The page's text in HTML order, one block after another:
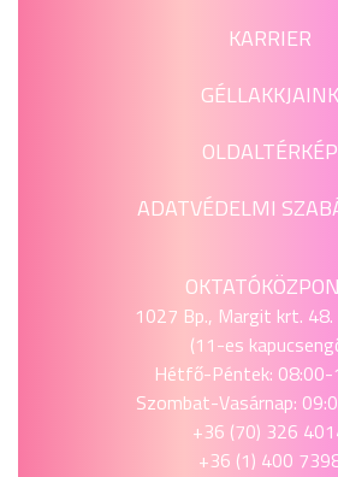
KARRIER
GÉLLAKKJAINK
OLDALTÉRKÉP
ADATVÉDELMI
1027 Bp., Margit krt.
(11-es
Hétfő-Péntek: 08:00-
Szombat-Vasárnap:
+36 (70) 326
+36 (1) 400